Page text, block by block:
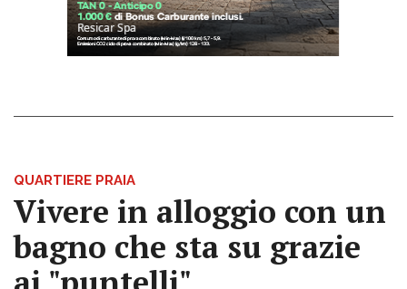
QUARTIERE PRAIA
Vivere in alloggio con un
bagno che sta su grazie